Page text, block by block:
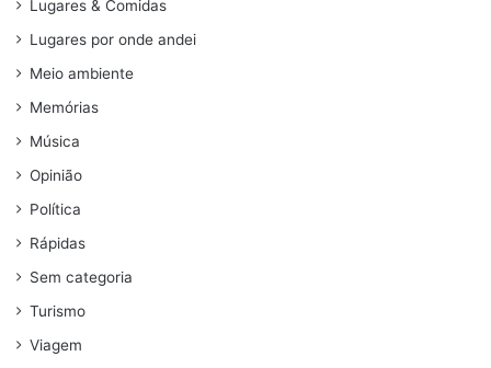
Lugares & Comidas
Lugares por onde andei
Meio ambiente
Memórias
Música
Opinião
Política
Rápidas
Sem categoria
Turismo
Viagem